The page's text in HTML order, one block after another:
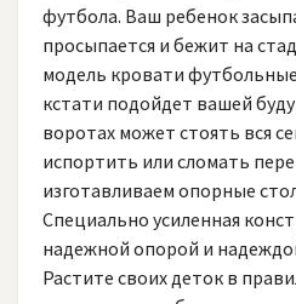
футбола. Ваш ребенок
просыпается и бежит на
модель кровати
кстати подойдет вашей
воротах может стоять вся
испортить или сломать
изготавливаем опорные
Специально усиленная
надежной опорой и
Растите своих деток в